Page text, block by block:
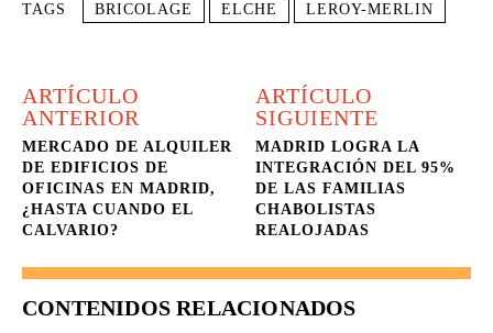
TAGS BRICOLAGE ELCHE LEROY-MERLIN
ARTÍCULO
ANTERIOR
MERCADO DE ALQUILER
DE EDIFICIOS DE
OFICINAS EN MADRID,
¿HASTA CUANDO EL
CALVARIO?
ARTÍCULO
SIGUIENTE
MADRID LOGRA LA
INTEGRACIÓN DEL 95%
DE LAS FAMILIAS
CHABOLISTAS
REALOJADAS
CONTENIDOS RELACIONADOS